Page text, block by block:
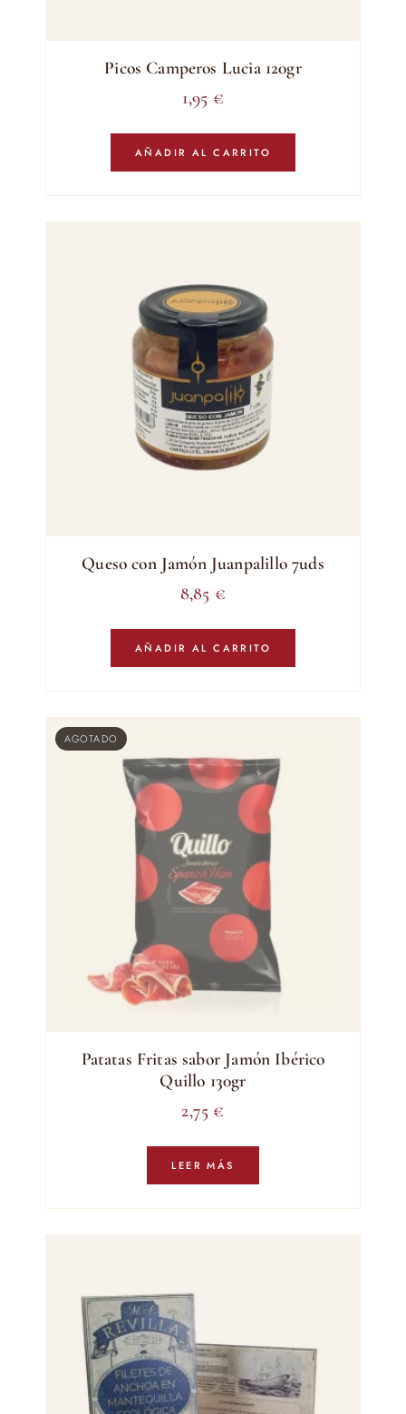
Picos Camperos Lucia 120gr
1,95 €
AÑADIR AL CARRITO
Queso con Jamón Juanpalillo 7uds
8,85 €
AÑADIR AL CARRITO
AGOTADO
Patatas Fritas sabor Jamón Ibérico
Quillo 130gr
2,75 €
LEER MÁS